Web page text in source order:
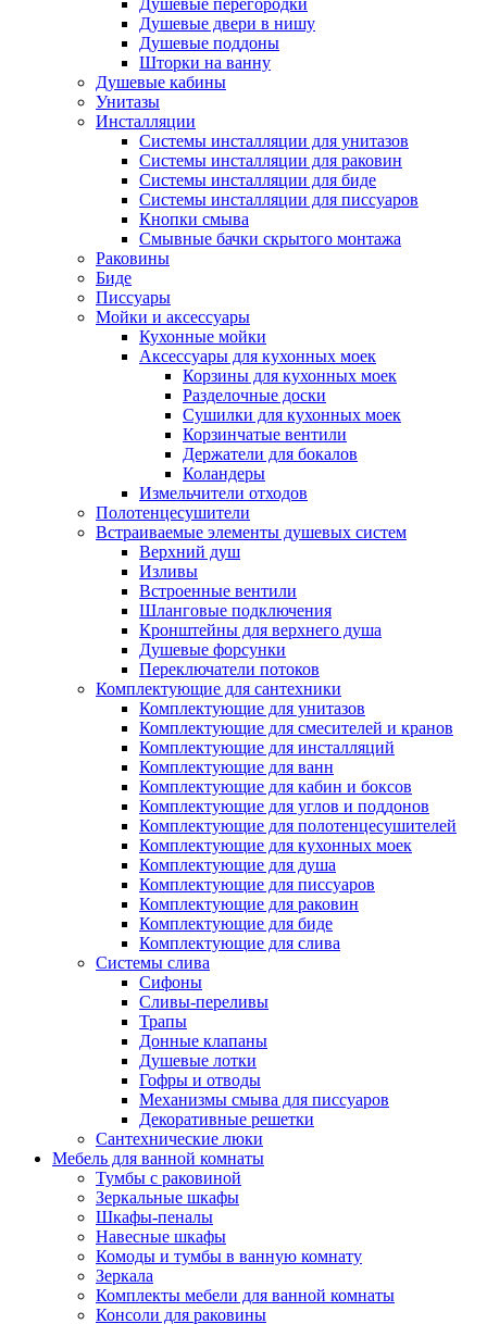
Душевые перегородки
Душевые двери в нишу
Душевые поддоны
Шторки на ванну
Душевые кабины
Унитазы
Инсталляции
Системы инсталляции для унитазов
Системы инсталляции для раковин
Системы инсталляции для биде
Системы инсталляции для писсуаров
Кнопки смыва
Смывные бачки скрытого монтажа
Раковины
Биде
Писсуары
Мойки и аксессуары
Кухонные мойки
Аксессуары для кухонных моек
Корзины для кухонных моек
Разделочные доски
Сушилки для кухонных моек
Корзинчатые вентили
Держатели для бокалов
Коландеры
Измельчители отходов
Полотенцесушители
Встраиваемые элементы душевых систем
Верхний душ
Изливы
Встроенные вентили
Шланговые подключения
Кронштейны для верхнего душа
Душевые форсунки
Переключатели потоков
Комплектующие для сантехники
Комплектующие для унитазов
Комплектующие для смесителей и кранов
Комплектующие для инсталляций
Комплектующие для ванн
Комплектующие для кабин и боксов
Комплектующие для углов и поддонов
Комплектующие для полотенцесушителей
Комплектующие для кухонных моек
Комплектующие для душа
Комплектующие для писсуаров
Комплектующие для раковин
Комплектующие для биде
Комплектующие для слива
Системы слива
Сифоны
Сливы-переливы
Трапы
Донные клапаны
Душевые лотки
Гофры и отводы
Механизмы смыва для писсуаров
Декоративные решетки
Сантехнические люки
Мебель для ванной комнаты
Тумбы с раковиной
Зеркальные шкафы
Шкафы-пеналы
Навесные шкафы
Комоды и тумбы в ванную комнату
Зеркала
Комплекты мебели для ванной комнаты
Консоли для раковины